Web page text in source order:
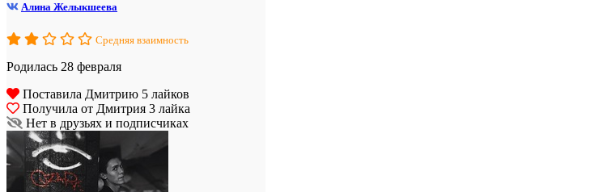
Алина Желыкшеева
Средняя взаимность
Родилась 28 февраля
Поставила Дмитрию 5 лайков
Получила от Дмитрия 3 лайка
Нет в друзьях и подписчиках